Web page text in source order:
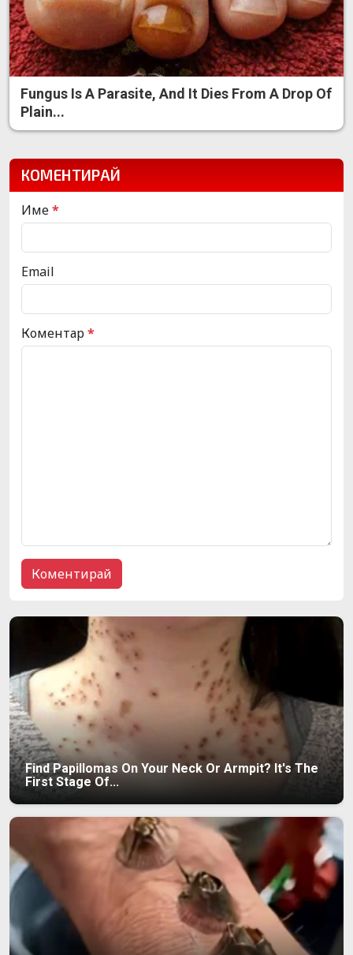
Fungus Is A Parasite, And It Dies From A Drop Of
Plain...
КОМЕНТИРАЙ
Име*
Email
Коментар*
Find Papillomas On Your Neck Or Armpit? It's The
First Stage Of...